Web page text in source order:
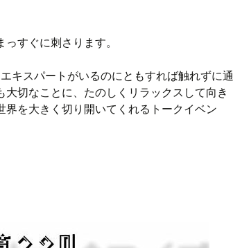
すぐに刺さります。
キスパートがいるのにともすれば触れずに通
切なことに、たのしくリラックスして向き
を大きく切り開いてくれるトークイベン
】「あたりまえの排泄の話」中岡恵美